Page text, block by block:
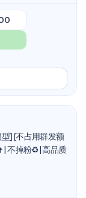
] [不占用群发额
| 不掉粉♻️| 高品质